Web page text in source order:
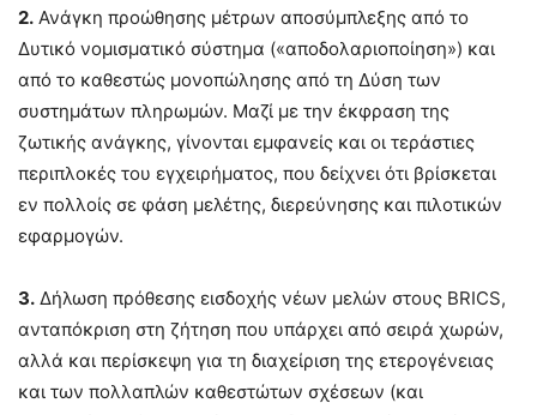
2. Ανάγκη προώθησης μέτρων αποσύμπλεξης από το
Δυτικό νομισματικό σύστημα («αποδολαριοποίηση») και
από το καθεστώς μονοπώλησης από τη Δύση των
συστημάτων πληρωμών. Μαζί με την έκφραση της
ζωτικής ανάγκης, γίνονται εμφανείς και οι τεράστιες
περιπλοκές του εγχειρήματος, που δείχνει ότι βρίσκεται
εν πολλοίς σε φάση μελέτης, διερεύνησης και πιλοτικών
εφαρμογών.
3. Δήλωση πρόθεσης εισδοχής νέων μελών στους BRICS,
ανταπόκριση στη ζήτηση που υπάρχει από σειρά χωρών,
αλλά και περίσκεψη για τη διαχείριση της ετερογένειας
και των πολλαπλών καθεστώτων σχέσεων (και